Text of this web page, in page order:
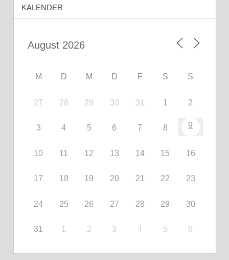
KALENDER
M D M D F S S
27 28 29 30 31 1 2
3 4 5 6 7 8 9
10 11 12 13 14 15 16
17 18 19 20 21 22 23
24 25 26 27 28 29 30
31 1 2 3 4 5 6